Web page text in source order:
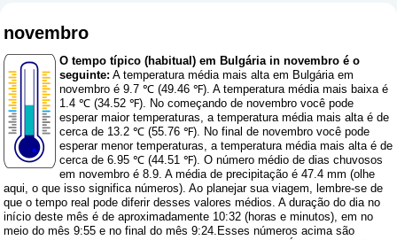
novembro
O tempo típico (habitual) em Bulgária in novembro é o
seguinte: A temperatura média mais alta em Bulgária em
novembro é 9.7 ℃ (49.46 ℉). A temperatura média mais baixa é
1.4 ℃ (34.52 ℉). No começando de novembro você pode
esperar maior temperaturas, a temperatura média mais alta é de
cerca de 13.2 ℃ (55.76 ℉). No final de novembro você pode
esperar menor temperaturas, a temperatura média mais alta é de
cerca de 6.95 ℃ (44.51 ℉). O número médio de dias chuvosos
em novembro é 8.9. A média de precipitação é 47.4 mm (olhe
aqui, o que isso significa números). Ao planejar sua viagem, lembre-se de
que o tempo real pode diferir desses valores médios. A duração do dia no
início deste mês é de aproximadamente 10:32 (horas e minutos), em no
meio do mês 9:55 e no final do mês 9:24.Esses números acima são